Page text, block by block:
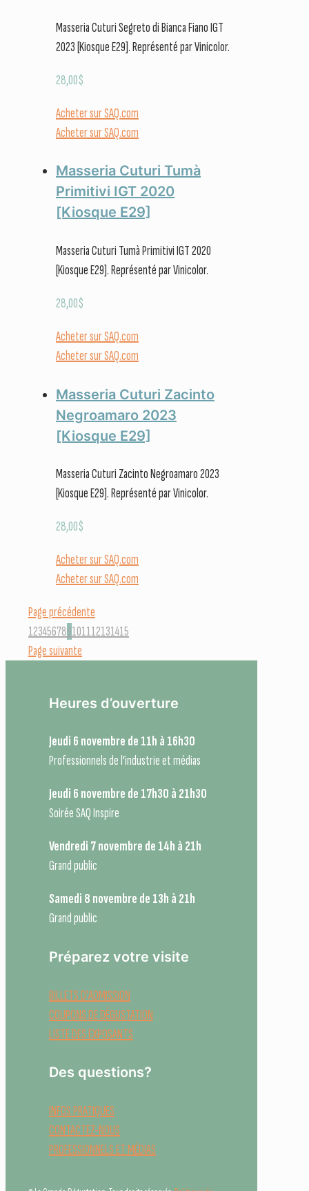
Masseria Cuturi Segreto di Bianca Fiano IGT
2023 [Kiosque E29]. Représenté par Vinicolor.
28,00$
Acheter sur SAQ.com
Acheter sur SAQ.com
Masseria Cuturi Tumà
Primitivi IGT 2020
[Kiosque E29]
Masseria Cuturi Tumà Primitivi IGT 2020
[Kiosque E29]. Représenté par Vinicolor.
28,00$
Acheter sur SAQ.com
Acheter sur SAQ.com
Masseria Cuturi Zacinto
Negroamaro 2023
[Kiosque E29]
Masseria Cuturi Zacinto Negroamaro 2023
[Kiosque E29]. Représenté par Vinicolor.
28,00$
Acheter sur SAQ.com
Acheter sur SAQ.com
Page précédente
123456789101112131415
Page suivante
Heures d’ouverture
Jeudi 6 novembre de 11h à 16h30
Professionnels de l’industrie et médias
Jeudi 6 novembre de 17h30 à 21h30
Soirée SAQ Inspire
Vendredi 7 novembre de 14h à 21h
Grand public
Samedi 8 novembre de 13h à 21h
Grand public
Préparez votre visite
BILLETS D'ADMISSION
COUPONS DE DÉGUSTATION
LISTE DES EXPOSANTS
Des questions?
INFOS PRATIQUES
CONTACTEZ-NOUS
PROFESSIONNELS ET MÉDIAS